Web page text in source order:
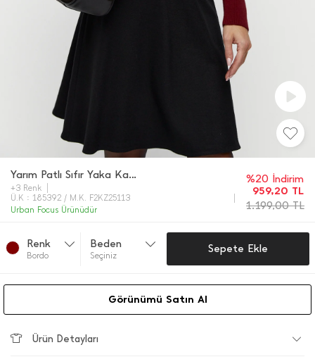
Yarım Patlı Sıfır Yaka Kazak
+3 Renk
Ü.K : 185392 / M.K. F2KZ25113
Urban Focus Ürünüdür
%20 İndirim
959,20 TL
1.199,00TL
Renk
Bordo
Beden
Seçiniz
Sepete Ekle
Görünümü Satın Al
Ürün Detayları